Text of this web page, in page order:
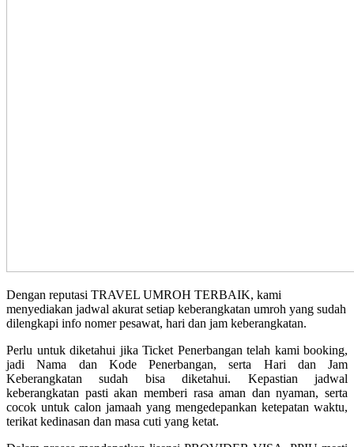
Dengan reputasi TRAVEL UMROH TERBAIK, kami
menyediakan jadwal akurat setiap keberangkatan umroh yang sudah
dilengkapi info nomer pesawat, hari dan jam keberangkatan.
Perlu untuk diketahui jika Ticket Penerbangan telah kami booking,
jadi Nama dan Kode Penerbangan, serta Hari dan Jam
Keberangkatan sudah bisa diketahui. Kepastian jadwal
keberangkatan pasti akan memberi rasa aman dan nyaman, serta
cocok untuk calon jamaah yang mengedepankan ketepatan waktu,
terikat kedinasan dan masa cuti yang ketat.